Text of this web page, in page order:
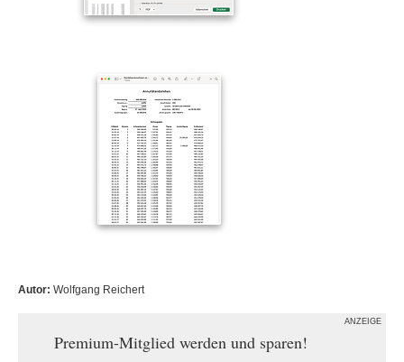
Autor: Wolfgang Reichert
ANZEIGE
Premium-Mitglied werden und sparen!